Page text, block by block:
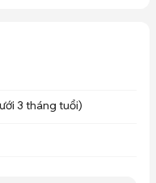
3 tháng tuổi)